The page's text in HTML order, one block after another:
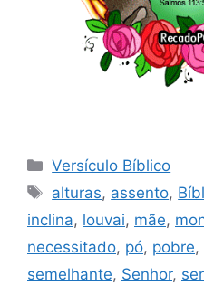
Categorias
Versículo Bíblico
Tags
alturas, assento,
inclina, louvai, mãe,
necessitado, pó, pobre,
semelhante, Senhor,